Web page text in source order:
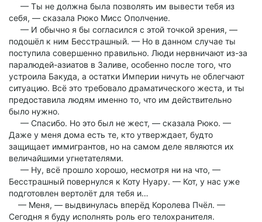
— Ты не должна была позволять им вывести тебя из
себя, — сказала Рюко Мисс Ополчение.
— И обычно я бы согласился с этой точкой зрения, —
подошёл к ним Бесстрашный. — Но в данном случае ты
поступила совершенно правильно. Люди нервничают из-за
паралюдей-азиатов в Заливе, особенно после того, что
устроила Бакуда, а остатки Империи ничуть не облегчают
ситуацию. Всё это требовало драматического жеста, и ты
предоставила людям именно то, что им действительно
было нужно.
— Спасибо. Но это был не жест, — сказала Рюко. —
Даже у меня дома есть те, кто утверждает, будто
защищает иммигрантов, но на самом деле являются их
величайшими угнетателями.
— Ну, всё прошло хорошо, несмотря ни на что, —
Бесстрашный повернулся к Коту Нуару. — Кот, у нас уже
подготовлен вертолёт для тебя и…
— Меня, — выдвинулась вперёд Королева Пчёл. —
Сегодня я буду исполнять роль его телохранителя.